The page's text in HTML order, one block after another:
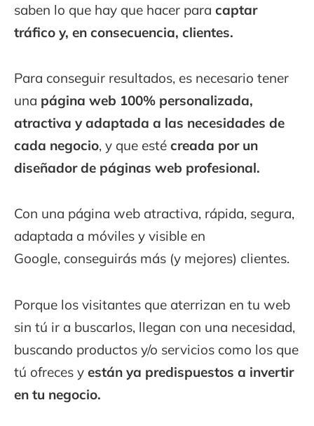
saben lo que hay que hacer para captar
tráfico y, en consecuencia, clientes.
Para conseguir resultados, es necesario tener
una página web 100% personalizada,
atractiva y adaptada a las necesidades de
cada negocio, y que esté creada por un
diseñador de páginas web profesional.
Con una página web atractiva, rápida, segura,
adaptada a móviles y visible en
Google, conseguirás más (y mejores) clientes.
Porque los visitantes que aterrizan en tu web
sin tú ir a buscarlos, llegan con una necesidad,
buscando productos y/o servicios como los que
tú ofreces y están ya predispuestos a invertir
en tu negocio.